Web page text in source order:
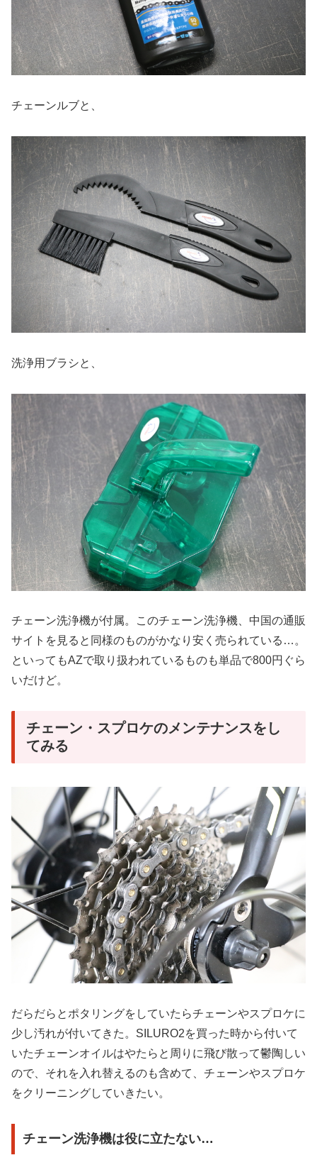
チェーンルブと、
洗浄用ブラシと、
チェーン洗浄機が付属。このチェーン洗浄機、中国の通販
サイトを見ると同様のものがかなり安く売られている…。
といってもAZで取り扱われているものも単品で800円ぐら
いだけど。
チェーン・スプロケのメンテナンスをし
てみる
だらだらとポタリングをしていたらチェーンやスプロケに
少し汚れが付いてきた。SILURO2を買った時から付いて
いたチェーンオイルはやたらと周りに飛び散って鬱陶しい
ので、それを入れ替えるのも含めて、チェーンやスプロケ
をクリーニングしていきたい。
チェーン洗浄機は役に立たない…